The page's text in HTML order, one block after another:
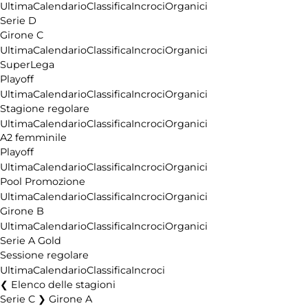
UltimaCalendarioClassificaIncrociOrganici
Serie D
Girone C
UltimaCalendarioClassificaIncrociOrganici
SuperLega
Playoff
UltimaCalendarioClassificaIncrociOrganici
Stagione regolare
UltimaCalendarioClassificaIncrociOrganici
A2 femminile
Playoff
UltimaCalendarioClassificaIncrociOrganici
Pool Promozione
UltimaCalendarioClassificaIncrociOrganici
Girone B
UltimaCalendarioClassificaIncrociOrganici
Serie A Gold
Sessione regolare
UltimaCalendarioClassificaIncroci
Elenco delle stagioni
Serie C ❯ Girone A